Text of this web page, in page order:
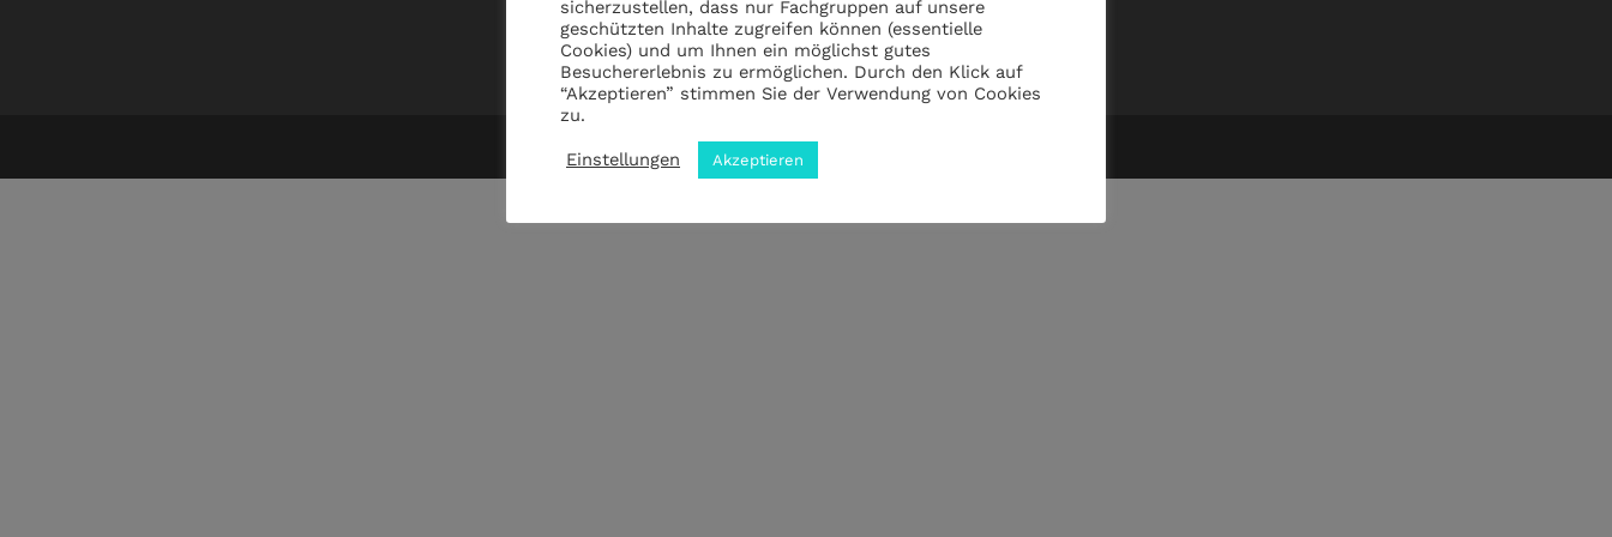
Impressum |Datenschutz|ANB
© 2023 by meZWEI designed by drehbankmedia
sicherzustellen, dass nur Fachgruppen auf unsere
geschützten Inhalte zugreifen können (essentielle
Cookies) und um Ihnen ein möglichst gutes
Besuchererlebnis zu ermöglichen. Durch den Klick auf
“Akzeptieren” stimmen Sie der Verwendung von Cookies
zu.
Einstellungen Akzeptieren